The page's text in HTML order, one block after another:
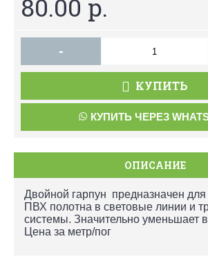
80.00 р.
-
КУПИТЬ
КУПИТЬ ЧЕРЕЗ
ОПИСАНИЕ
Двойной гарпун предназначен для
ПВХ полотна в световые линии и
системы. Значительно уменьшает
Цена за метр/пог